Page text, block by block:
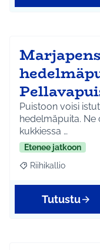
Puistoon voisi
hedelmäpuita. Ne
kukkiessa …
Etenee jatkoon
Rajaa tulokset
Riihikallio
Tutustu